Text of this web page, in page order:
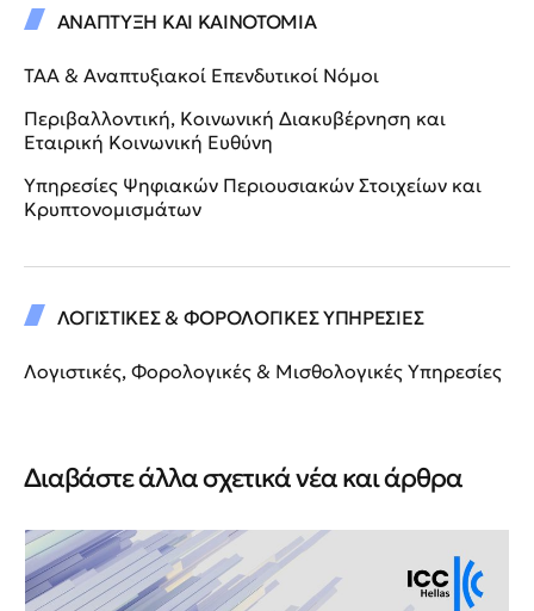
ΑΝΑΠΤΥΞΗ ΚΑΙ ΚΑΙΝΟΤΟΜΙΑ
ΤΑΑ & Αναπτυξιακοί Επενδυτικοί Νόμοι
Περιβαλλοντική, Κοινωνική Διακυβέρνηση και
Εταιρική Κοινωνική Ευθύνη
Υπηρεσίες Ψηφιακών Περιουσιακών Στοιχείων και
Κρυπτονομισμάτων
ΛΟΓΙΣΤΙΚΕΣ & ΦΟΡΟΛΟΓΙΚΕΣ ΥΠΗΡΕΣΙΕΣ
Λογιστικές, Φορολογικές & Μισθολογικές Υπηρεσίες
Διαβάστε άλλα σχετικά νέα και άρθρα